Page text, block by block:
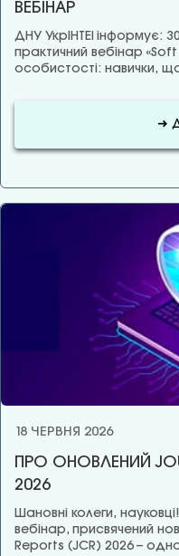
ВЕБІНАР
ДНУ УкрІНТЕІ інформує:
практичний вебінар
особистості: навички,
➜
18 ЧЕРВНЯ 2026
ПРО ОНОВЛЕНИЙ
2026
Шановні колеги,
вебінар, присвячений
Reports (JCR) 2026 –